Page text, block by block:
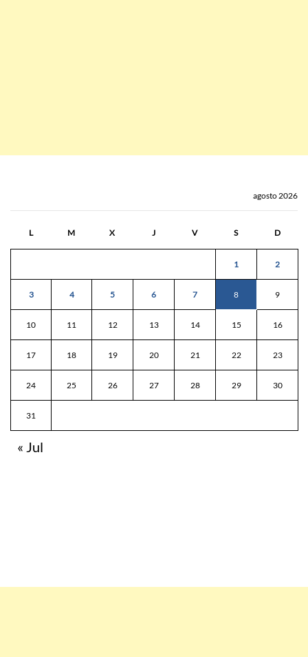
agosto 2026
L M X J V S D
1 2
3 4 5 6 7 8 9
10 11 12 13 14 15 16
17 18 19 20 21 22 23
24 25 26 27 28 29 30
31
« Jul